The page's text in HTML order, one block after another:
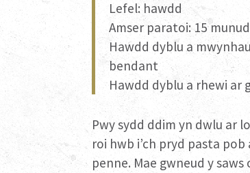
Lefel: hawdd
Amser paratoi: 15
Hawdd dyblu a
bendant
Hawdd dyblu a rhewi ar
Pwy sydd ddim yn dwlu ar
roi hwb i’ch pryd pasta
penne. Mae gwneud y